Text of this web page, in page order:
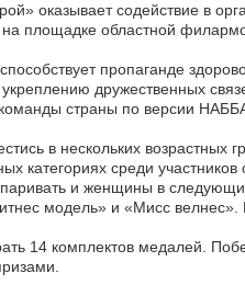
оказывает содействие в
площадке областной
пропаганде
дружественных
страны по версии
в нескольких
категориях среди
и женщины в
модель» и «Мисс
14 комплектов медалей.